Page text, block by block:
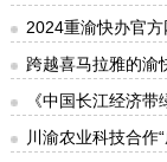
2024重渝快办官
跨越喜马拉雅的
《中国长江经济
川渝农业科技合作